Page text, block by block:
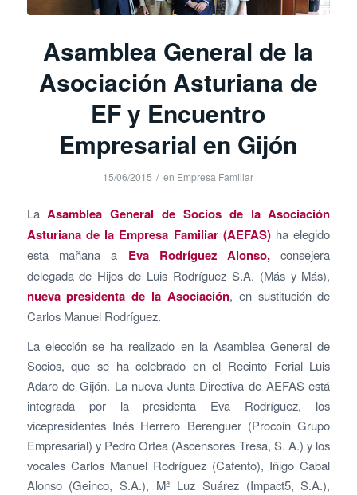
Asamblea General de la
Asociación Asturiana de
EF y Encuentro
Empresarial en Gijón
15/06/2015 / en Empresa Familiar
LaAsamblea General de Socios de la Asociación
Asturiana de la Empresa Familiar (AEFAS)ha elegido
esta mañana a Eva Rodríguez Alonso, consejera
delegada de Hijos de Luis Rodríguez S.A. (Más y Más),
nueva presidenta de la Asociación, en sustitución de
Carlos Manuel Rodríguez.
La elección se ha realizado en la Asamblea General de
Socios, que se ha celebrado en el Recinto Ferial Luis
Adaro de Gijón. La nueva Junta Directiva de AEFAS está
integrada por la presidenta Eva Rodríguez, los
vicepresidentes Inés Herrero Berenguer (Procoin Grupo
Empresarial) y Pedro Ortea (Ascensores Tresa, S. A.) y los
vocales Carlos Manuel Rodríguez (Cafento), Iñigo Cabal
Alonso (Geinco, S.A.), Mª Luz Suárez (Impact5, S.A.),